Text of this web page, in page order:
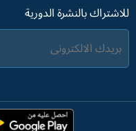
للاشتراك بالنشرة الدورية